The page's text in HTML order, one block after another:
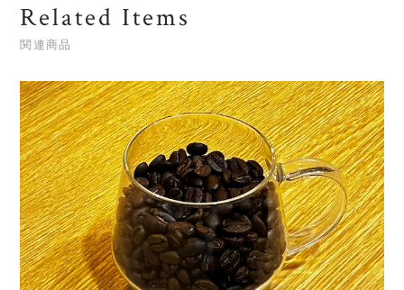
Related Items
関連商品